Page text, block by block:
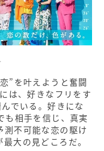
”を叶えようと奮闘
は、好きなフリをす
でいる。好きにな
も相手を信じ、真実
測不可能な恋の駆け
大の見どころだ。